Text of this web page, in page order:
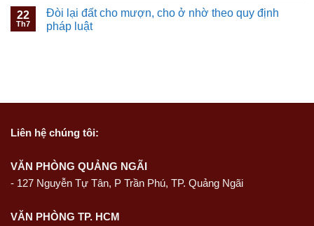
22
Th7
Đòi lại đất cho mượn, cho ở nhờ theo quy định
pháp luật
Liên hệ chúng tôi:
VĂN PHÒNG QUẢNG NGÃI
- 127 Nguyễn Tự Tân, P Trần Phú, TP. Quảng Ngãi
VĂN PHÒNG TP. HCM